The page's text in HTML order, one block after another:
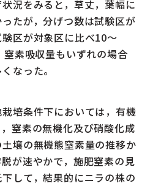
況をみると，草丈，葉幅に
たが，分げつ数は試験区が
区が対象区に比べ10～
素吸収量もいずれの場合
なった。
培条件下においては，有機
窒素の無機化及び硝酸化成
壌の無機態窒素量の推移か
が速やかで，施肥窒素の見
して，結果的にニラの株の